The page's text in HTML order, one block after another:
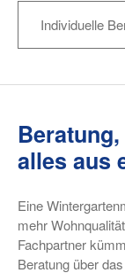
Individuelle
alles aus
Eine
mehr
Fachpartner
Beratung über